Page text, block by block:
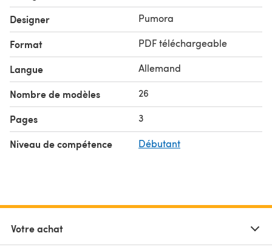
Designer Pumora
Format PDF téléchargeable
Langue Allemand
Nombre de modèles 26
Pages 3
Niveau de compétence Débutant
Votre achat